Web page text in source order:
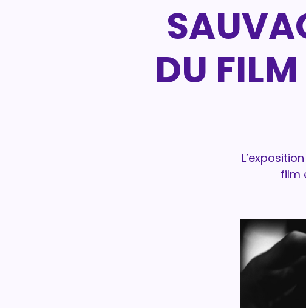
DU